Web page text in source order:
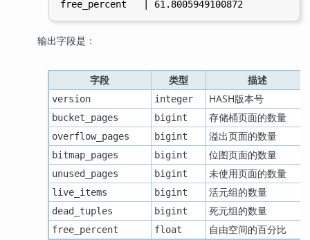
输出字段是：
字段 类型 描述
version integer HASH版本号
bucket_pages bigint 存储桶页面的数量
overflow_pages bigint 溢出页面的数量
bitmap_pages bigint 位图页面的数量
unused_pages bigint 未使用页面的数量
live_items bigint 活元组的数量
dead_tuples bigint 死元组的数量
free_percent float 自由空间的百分比